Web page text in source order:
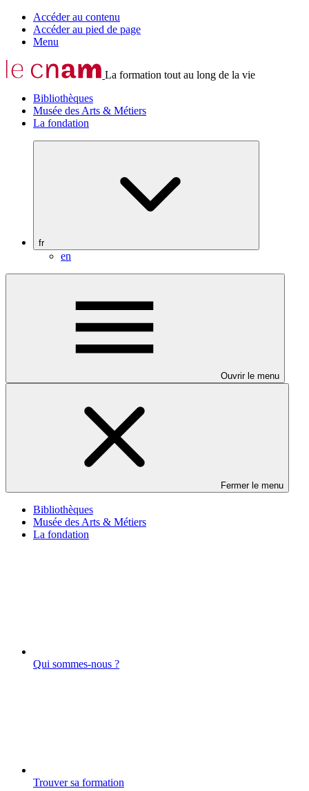
Accéder au contenu
Accéder au pied de page
Menu
La formation tout au long de la vie
Bibliothèques
Musée des Arts & Métiers
La fondation
fr
en
Ouvrir le menu
Fermer le menu
Bibliothèques
Musée des Arts & Métiers
La fondation
Qui sommes-nous ?
Trouver sa formation